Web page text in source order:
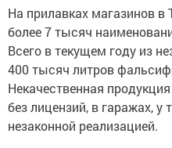
На прилавках магазинов в
более 7 тысяч
Всего в текущем году из
400 тысяч литров
Некачественная
без лицензий, в гаражах,
незаконной реализацией.